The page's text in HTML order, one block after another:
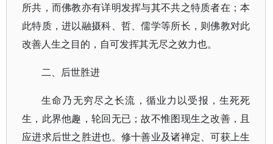
所共，而佛教亦有详明发挥与其不共之特质者在；本
此特质，进以融摄科、哲、儒学等所长，则佛教对此
改善人生之目的，自可发挥其无尽之效力也。
二、后世胜进
生命乃无穷尽之长流，循业力以受报，生死死
生，此界他趣，轮回无已；故不惟图现生之改善，且
应进求后世之胜进也。修十善业及诸禅定、可获上生